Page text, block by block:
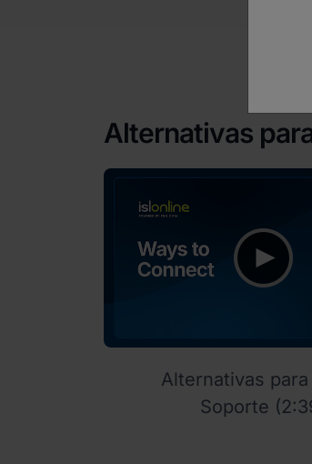
Alternativas
Alternativas
Soporte